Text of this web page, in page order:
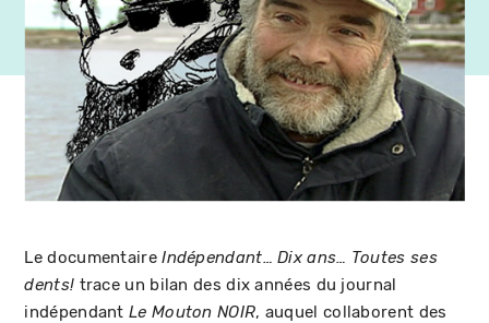
Le documentaireIndépendant… Dix ans… Toutes ses
dents! trace un bilan des dix années du journal
indépendantLe Mouton NOIR, auquel collaborent des